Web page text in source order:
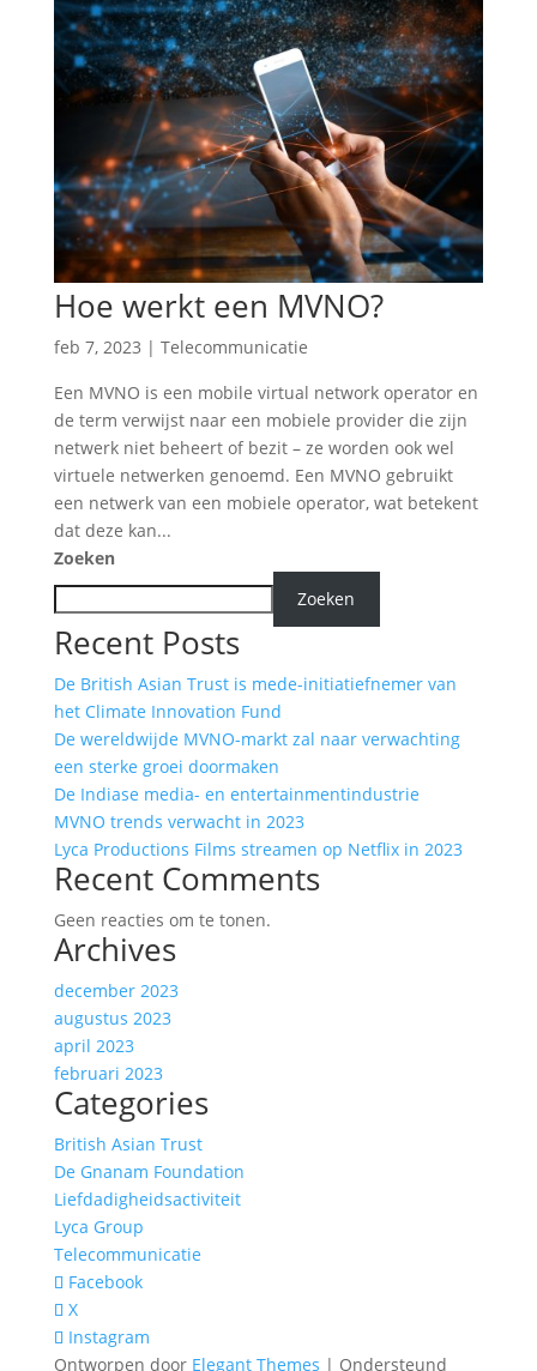
Hoe werkt een MVNO?
feb 7, 2023 | Telecommunicatie
Een MVNO is een mobile virtual network operator en
de term verwijst naar een mobiele provider die zijn
netwerk niet beheert of bezit – ze worden ook wel
virtuele netwerken genoemd. Een MVNO gebruikt
een netwerk van een mobiele operator, wat betekent
dat deze kan...
Zoeken
Zoeken
Recent Posts
De British Asian Trust is mede-initiatiefnemer van
het Climate Innovation Fund
De wereldwijde MVNO-markt zal naar verwachting
een sterke groei doormaken
De Indiase media- en entertainmentindustrie
MVNO trends verwacht in 2023
Lyca Productions Films streamen op Netflix in 2023
Recent Comments
Geen reacties om te tonen.
Archives
december 2023
augustus 2023
april 2023
februari 2023
Categories
British Asian Trust
De Gnanam Foundation
Liefdadigheidsactiviteit
Lyca Group
Telecommunicatie
Facebook
X
Instagram
Ontworpen door Elegant Themes | Ondersteund